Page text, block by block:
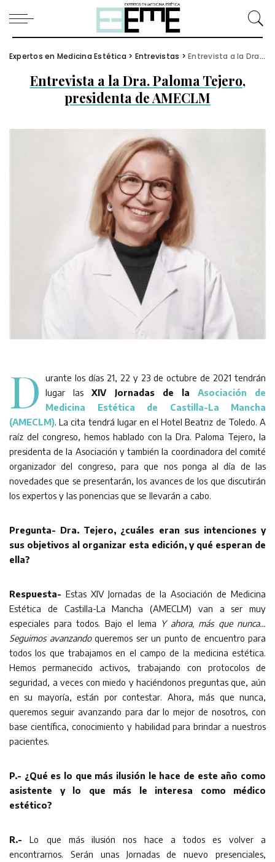
Expertos en Medicina Estética > Entrevistas >Entrevista a la Dra. Paloma Tejero, presidenta de AMECLM
Entrevista a la Dra. Paloma Tejero,
presidenta de AMECLM
D
urante los días 21, 22 y 23 de octubre de 2021 tendrán
lugar lasXIV Jornadas de la Asociación de
Medicina Estética de Castilla-La Mancha
(AMECLM). La cita tendrá lugar en el Hotel Beatriz de Toledo. A
raíz del congreso, hemos hablado con la Dra. Paloma Tejero, la
presidenta de la Asociación y también la coordinadora del comité
organizador del congreso, para que nos ponga al día de las
novedades que se presentarán, los avances de los que discutirán
los expertos y las ponencias que se llevarán a cabo.
Pregunta- Dra. Tejero, ¿cuáles eran sus intenciones y
sus objetivos al organizar esta edición, y qué esperan de
ella?
Respuesta- Estas XIV Jornadas de la Asociación de Medicina
Estética de Castilla-La Mancha (AMECLM) van a ser muy
especiales para todos. Bajo el lema Y ahora, más que nunca…
Seguimos avanzandoqueremos ser un punto de encuentro para
todos los que trabajamos en el campo de la medicina estética.
Hemos permanecido activos, trabajando con protocolos de
seguridad, a veces con miedo y haciéndonos preguntas que, aún
en su mayoría, están por contestar. Ahora, más que nunca,
queremos seguir avanzando para dar lo mejor de nosotros, con
base científica, conocimiento y habilidad para brindar a nuestros
pacientes.
P.- ¿Qué es lo que más ilusión le hace de este año como
asistente y lo que más le interesa como médico
estético?
R.-Lo que más ilusión nos hace a todos es volver a
encontrarnos. Serán unas Jornadas de nuevo presenciales,